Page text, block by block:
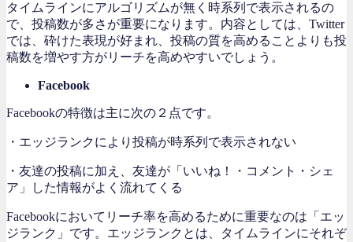
タイムラインにアルゴリズムが無く時系列で表示されるの
で、投稿数が多さが重要になります。内容としては、Twitter
では、砕けた表現が好まれ、投稿の質を高めることよりも投
稿数を増やす方がリーチを高めやすいでしょう。
Facebook
Facebookの特徴は主に次の２点です。
・エッジランクにより投稿が時系列で表示されない
・友達の投稿に加え、友達が「いいね！・コメント・シェ
ア」した情報がよく流れてくる
Facebookにおいてリーチ率を高めるために重要なのは「エッ
ジランク」です。エッジランクとは、タイムラインにそれぞ